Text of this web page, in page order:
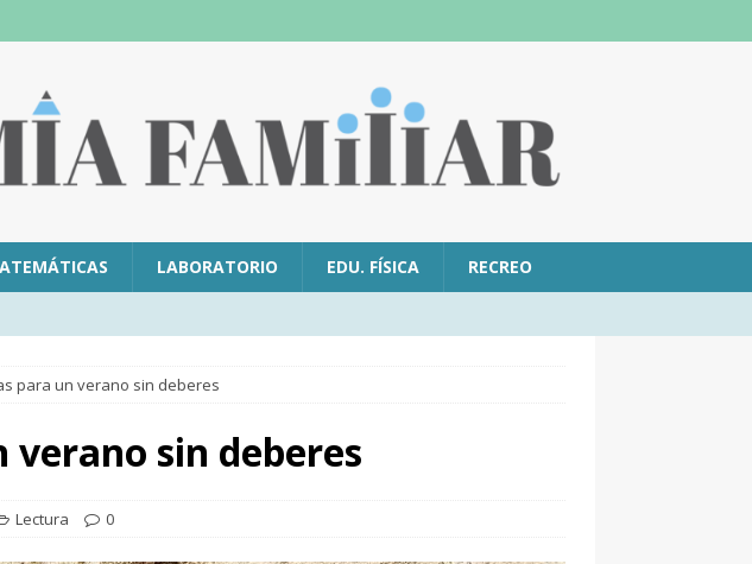
LABORATORIO EDU. FÍSICA RECREO
para un verano sin deberes
verano sin deberes
Lectura 0